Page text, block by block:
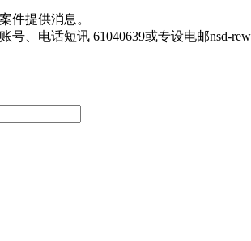
件提供消息。
号、电话短讯 61040639或专设电邮nsd-